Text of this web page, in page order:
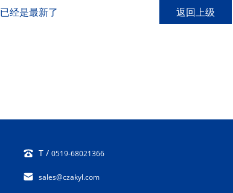
已经是最新了 返回上级
T /0519-68021366
sales@czakyl.com